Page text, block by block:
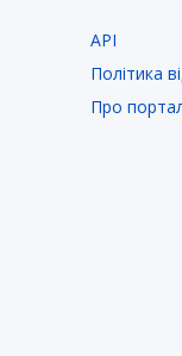
API
Політика
Про